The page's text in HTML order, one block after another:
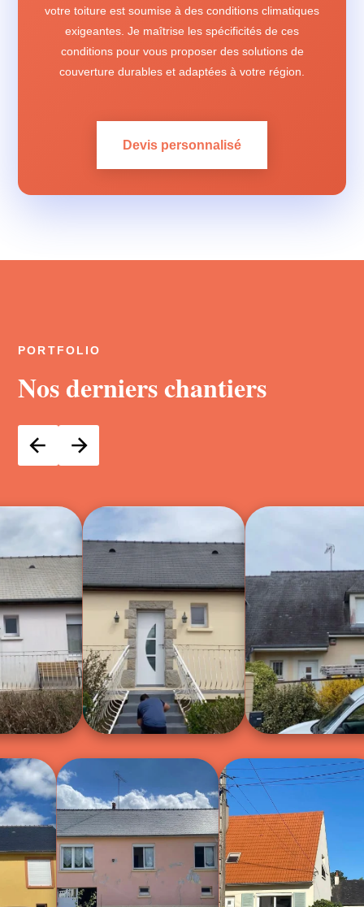
votre toiture est soumise à des conditions climatiques
exigeantes. Je maîtrise les spécificités de ces
conditions pour vous proposer des solutions de
couverture durables et adaptées à votre région.
Devis personnalisé
PORTFOLIO
Nos derniers chantiers